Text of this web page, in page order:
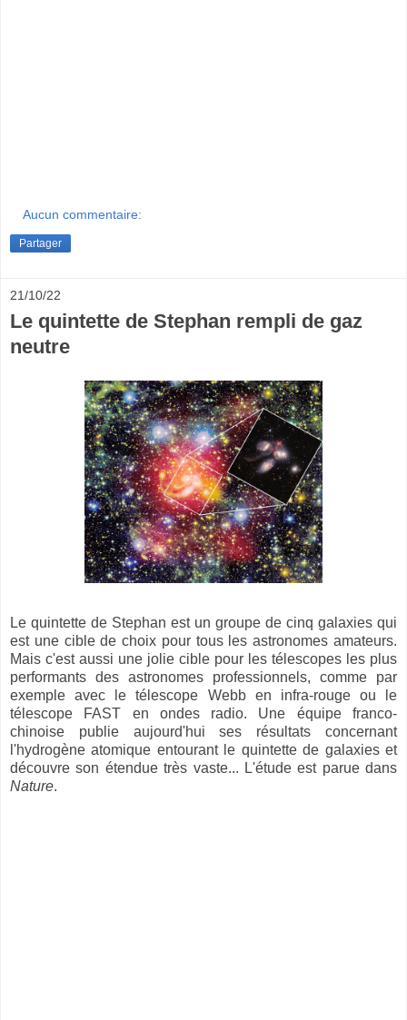
Aucun commentaire:
Partager
21/10/22
Le quintette de Stephan rempli de gaz
neutre
Le quintette de Stephan est un groupe de cinq galaxies qui
est une cible de choix pour tous les astronomes amateurs.
Mais c'est aussi une jolie cible pour les télescopes les plus
performants des astronomes professionnels, comme par
exemple avec le télescope Webb en infra-rouge ou le
télescope FAST en ondes radio. Une équipe franco-
chinoise publie aujourd'hui ses résultats concernant
l'hydrogène atomique entourant le quintette de galaxies et
découvre son étendue très vaste... L'étude est parue dans
Nature.